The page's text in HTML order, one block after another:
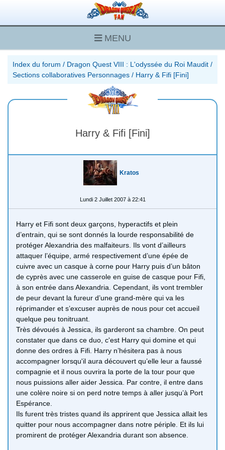
MENU
Index du forum / Dragon Quest VIII : L'odyssée du Roi Maudit /
Sections collaboratives Personnages / Harry & Fifi [Fini]
Harry & Fifi [Fini]
Kratos
Lundi 2 Juillet 2007 à 22:41
Harry et Fifi sont deux garçons, hyperactifs et plein
d’entrain, qui se sont donnés la lourde responsabilité de
protéger Alexandria des malfaiteurs. Ils vont d’ailleurs
attaquer l’équipe, armé respectivement d’une épée de
cuivre avec un casque à corne pour Harry puis d’un bâton
de cyprès avec une casserole en guise de casque pour Fifi,
à son entrée dans Alexandria. Cependant, ils vont trembler
de peur devant la fureur d’une grand-mère qui va les
réprimander et s’excuser auprès de nous pour cet accueil
quelque peu tonitruant.
Très dévoués à Jessica, ils garderont sa chambre. On peut
constater que dans ce duo, c'est Harry qui domine et qui
donne des ordres à Fifi. Harry n’hésitera pas à nous
accompagner lorsqu'il aura découvert qu’elle leur a faussé
compagnie et il nous ouvrira la porte de la tour pour que
nous puissions aller aider Jessica. Par contre, il entre dans
une colère noire si on perd notre temps à aller jusqu’à Port
Espérance.
Ils furent très tristes quand ils apprirent que Jessica allait les
quitter pour nous accompagner dans notre périple. Et ils lui
promirent de protéger Alexandria durant son absence.